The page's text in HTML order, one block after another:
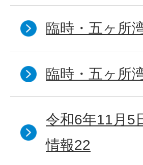
臨時・五ヶ所
臨時・五ヶ所
令和6年11月5
情報22